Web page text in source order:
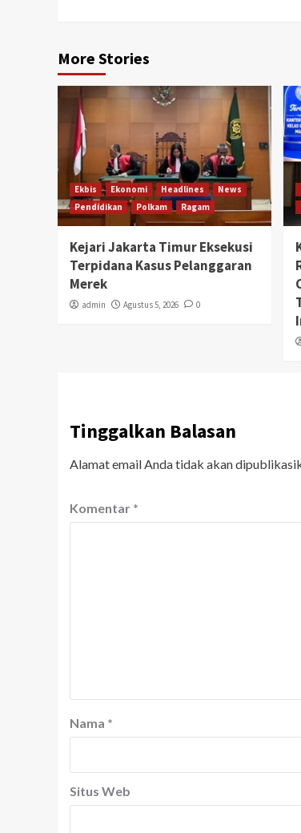
More Stories
Ekbis Ekonomi Headlines
News
Pendidikan
Polkam Ragam
Kejari Jakarta Timur Eksekusi
Terpidana Kasus Pelanggaran
Merek
admin Agustus 5, 2026 0
Tinggalkan Balasan
Alamat email Anda tidak akan
Komentar *
Nama *
Situs Web